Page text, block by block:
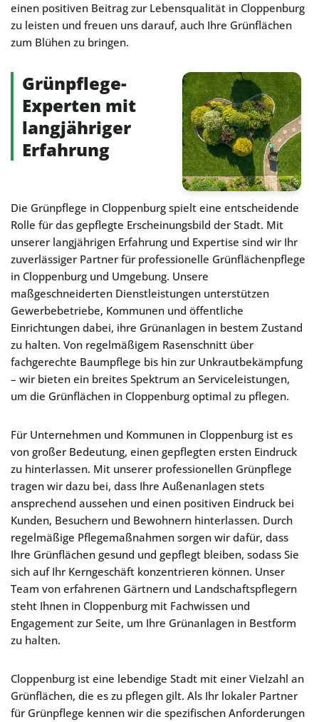
einen positiven Beitrag zur Lebensqualität in Cloppenburg
zu leisten und freuen uns darauf, auch Ihre Grünflächen
zum Blühen zu bringen.
Grünpflege-
Experten mit
langjähriger
Erfahrung
Die Grünpflege in Cloppenburg spielt eine entscheidende
Rolle für das gepflegte Erscheinungsbild der Stadt. Mit
unserer langjährigen Erfahrung und Expertise sind wir Ihr
zuverlässiger Partner für professionelle Grünflächenpflege
in Cloppenburg und Umgebung. Unsere
maßgeschneiderten Dienstleistungen unterstützen
Gewerbebetriebe, Kommunen und öffentliche
Einrichtungen dabei, ihre Grünanlagen in bestem Zustand
zu halten. Von regelmäßigem Rasenschnitt über
fachgerechte Baumpflege bis hin zur Unkrautbekämpfung
– wir bieten ein breites Spektrum an Serviceleistungen,
um die Grünflächen in Cloppenburg optimal zu pflegen.
Für Unternehmen und Kommunen in Cloppenburg ist es
von großer Bedeutung, einen gepflegten ersten Eindruck
zu hinterlassen. Mit unserer professionellen Grünpflege
tragen wir dazu bei, dass Ihre Außenanlagen stets
ansprechend aussehen und einen positiven Eindruck bei
Kunden, Besuchern und Bewohnern hinterlassen. Durch
regelmäßige Pflegemaßnahmen sorgen wir dafür, dass
Ihre Grünflächen gesund und gepflegt bleiben, sodass Sie
sich auf Ihr Kerngeschäft konzentrieren können. Unser
Team von erfahrenen Gärtnern und Landschaftspflegern
steht Ihnen in Cloppenburg mit Fachwissen und
Engagement zur Seite, um Ihre Grünanlagen in Bestform
zu halten.
Cloppenburg ist eine lebendige Stadt mit einer Vielzahl an
Grünflächen, die es zu pflegen gilt. Als Ihr lokaler Partner
für Grünpflege kennen wir die spezifischen Anforderungen